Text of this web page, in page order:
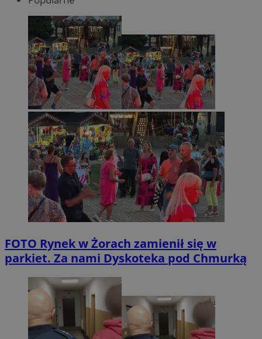
FOTO Rynek w Żorach zamienił się w
parkiet. Za nami Dyskoteka pod Chmurką